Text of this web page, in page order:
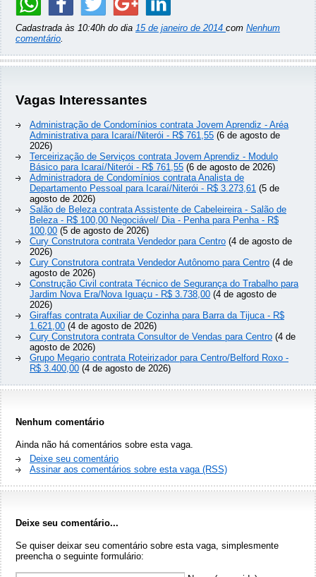
Cadastrada às 10:40h do dia 15 de janeiro de 2014 com Nenhum
comentário.
Vagas Interessantes
Administração de Condomínios contrata Jovem Aprendiz - Aréa
Administrativa para Icaraí/Niterói - R$ 761,55 (6 de agosto de
2026)
Terceirização de Serviços contrata Jovem Aprendiz - Modulo
Básico para Icaraí/Niterói - R$ 761,55 (6 de agosto de 2026)
Administradora de Condomínios contrata Analista de
Departamento Pessoal para Icaraí/Niterói - R$ 3.273,61 (5 de
agosto de 2026)
Salão de Beleza contrata Assistente de Cabeleireira - Salão de
Beleza - R$ 100,00 Negociável/ Dia - Penha para Penha - R$
100,00 (5 de agosto de 2026)
Cury Construtora contrata Vendedor para Centro (4 de agosto de
2026)
Cury Construtora contrata Vendedor Autônomo para Centro (4 de
agosto de 2026)
Construção Civil contrata Técnico de Segurança do Trabalho para
Jardim Nova Era/Nova Iguaçu - R$ 3.738,00 (4 de agosto de
2026)
Giraffas contrata Auxiliar de Cozinha para Barra da Tijuca - R$
1.621,00 (4 de agosto de 2026)
Cury Construtora contrata Consultor de Vendas para Centro (4 de
agosto de 2026)
Grupo Megario contrata Roteirizador para Centro/Belford Roxo -
R$ 3.400,00 (4 de agosto de 2026)
Nenhum comentário
Ainda não há comentários sobre esta vaga.
Deixe seu comentário
Assinar aos comentários sobre esta vaga (RSS)
Deixe seu comentário...
Se quiser deixar seu comentário sobre esta vaga, simplesmente
preencha o seguinte formulário: